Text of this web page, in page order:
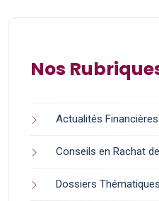
Nos
Actualités Financières
Conseils en Rachat
Dossiers Thématiques